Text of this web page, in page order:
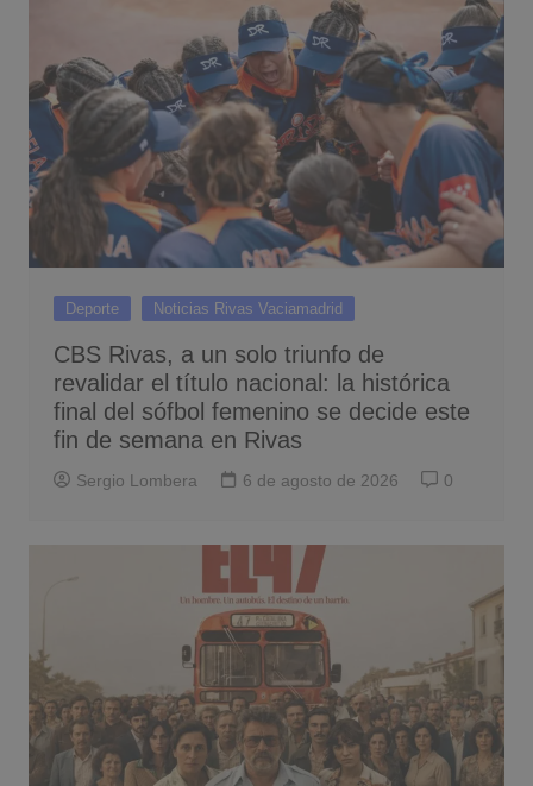
Deporte Noticias Rivas Vaciamadrid
CBS Rivas, a un solo triunfo de
revalidar el título nacional: la histórica
final del sófbol femenino se decide este
fin de semana en Rivas
Sergio Lombera 6 de agosto de 2026 0